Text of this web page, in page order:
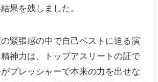
果を残しました。
緊張感の中で自己ベストに迫る演
神力は、トップアスリートの証で
プレッシャーで本来の力を出せな